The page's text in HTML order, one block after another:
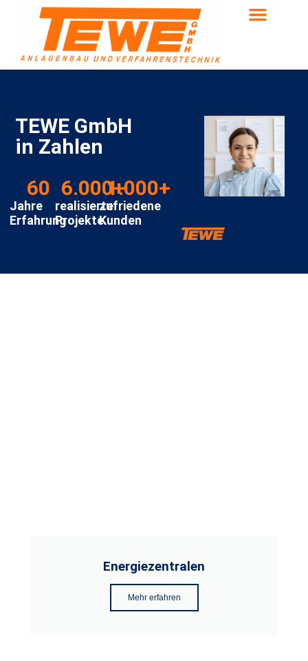
TEWE GmbH
in Zahlen
Jahre
Erfahrung
60
realisierte
Projekte
6.000+
zufriedene
Kunden
1.000+
Energiezentralen
Mehr erfahren